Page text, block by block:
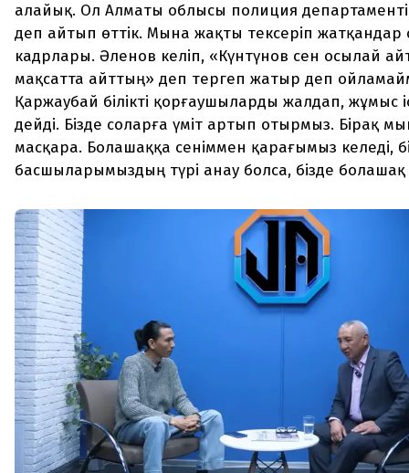
алайық. Ол Алматы облысы полиция
деп айтып өттік. Мына жақты тексеріп
кадрлары. Әленов келіп, «Күнтүнов сен осылай
мақсатта айттың» деп тергеп жатыр деп
Қаржаубай білікті қорғаушыларды жалдап, жұмыс
дейді. Бізде соларға үміт артып отырмыз. Бірақ
масқара. Болашаққа сеніммен қарағымыз келеді,
басшыларымыздың түрі анау болса, бізде